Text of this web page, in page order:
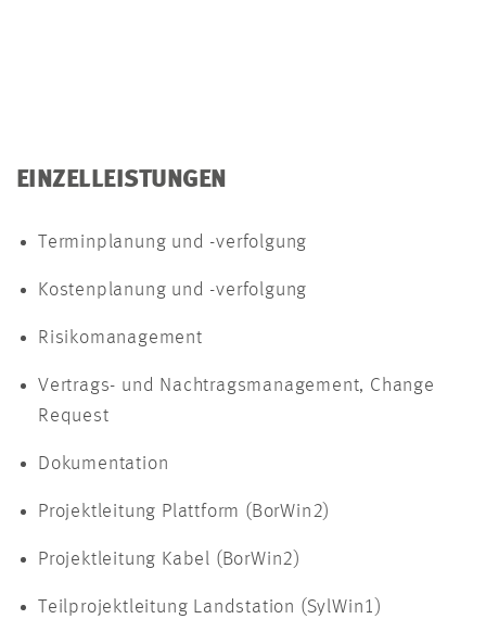
EINZELLEISTUNGEN
Terminplanung und -verfolgung
Kostenplanung und -verfolgung
Risikomanagement
Vertrags- und Nachtragsmanagement, Change
Request
Dokumentation
Projektleitung Plattform (BorWin2)
Projektleitung Kabel (BorWin2)
Teilprojektleitung Landstation (SylWin1)